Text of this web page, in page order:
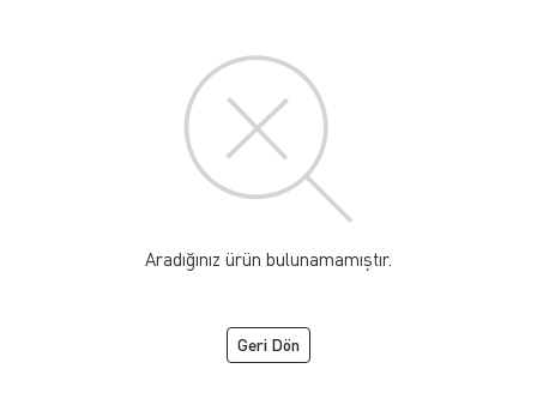
Aradığınız ürün bulunamamıştır.
Geri Dön